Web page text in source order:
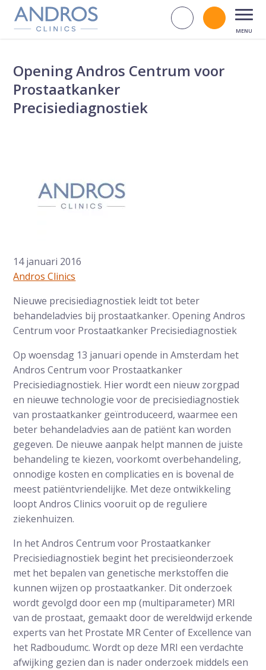
Navigatie overslaan
Zoek op
Bel
Opening Andros Centrum voor
Prostaatkanker
Precisiediagnostiek
14 januari 2016
Andros Clinics
Nieuwe precisiediagnostiek leidt tot beter
behandeladvies bij prostaatkanker. Opening Andros
Centrum voor Prostaatkanker Precisiediagnostiek
Op woensdag 13 januari opende in Amsterdam het
Andros Centrum voor Prostaatkanker
Precisiediagnostiek. Hier wordt een nieuw zorgpad
en nieuwe technologie voor de precisiediagnostiek
van prostaatkanker geïntroduceerd, waarmee een
beter behandeladvies aan de patiënt kan worden
gegeven. De nieuwe aanpak helpt mannen de juiste
behandeling te kiezen, voorkomt overbehandeling,
onnodige kosten en complicaties en is bovenal de
meest patiëntvriendelijke. Met deze ontwikkeling
loopt Andros Clinics vooruit op de reguliere
ziekenhuizen.
In het Andros Centrum voor Prostaatkanker
Precisiediagnostiek begint het precisieonderzoek
met het bepalen van genetische merkstoffen die
kunnen wijzen op prostaatkanker. Dit onderzoek
wordt gevolgd door een mp (multiparameter) MRI
van de prostaat, gemaakt door de wereldwijd erkende
experts van het Prostate MR Center of Excellence van
het Radboudumc. Wordt op deze MRI een verdachte
afwijking gezien dan is nader onderzoek middels een